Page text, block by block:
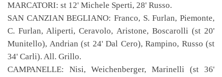
MARCATORI: st 12' Michele Sperti, 28' Russo.
SAN CANZIAN BEGLIANO: Franco, S. Furlan, Piemonte,
C. Furlan, Aliperti, Ceravolo, Aristone, Boscarolli (st 20'
Munitello), Andrian (st 24' Dal Cero), Rampino, Russo (st
34' Carli). All. Grillo.
CAMPANELLE: Nisi, Weichenberger, Marinelli (st 36'